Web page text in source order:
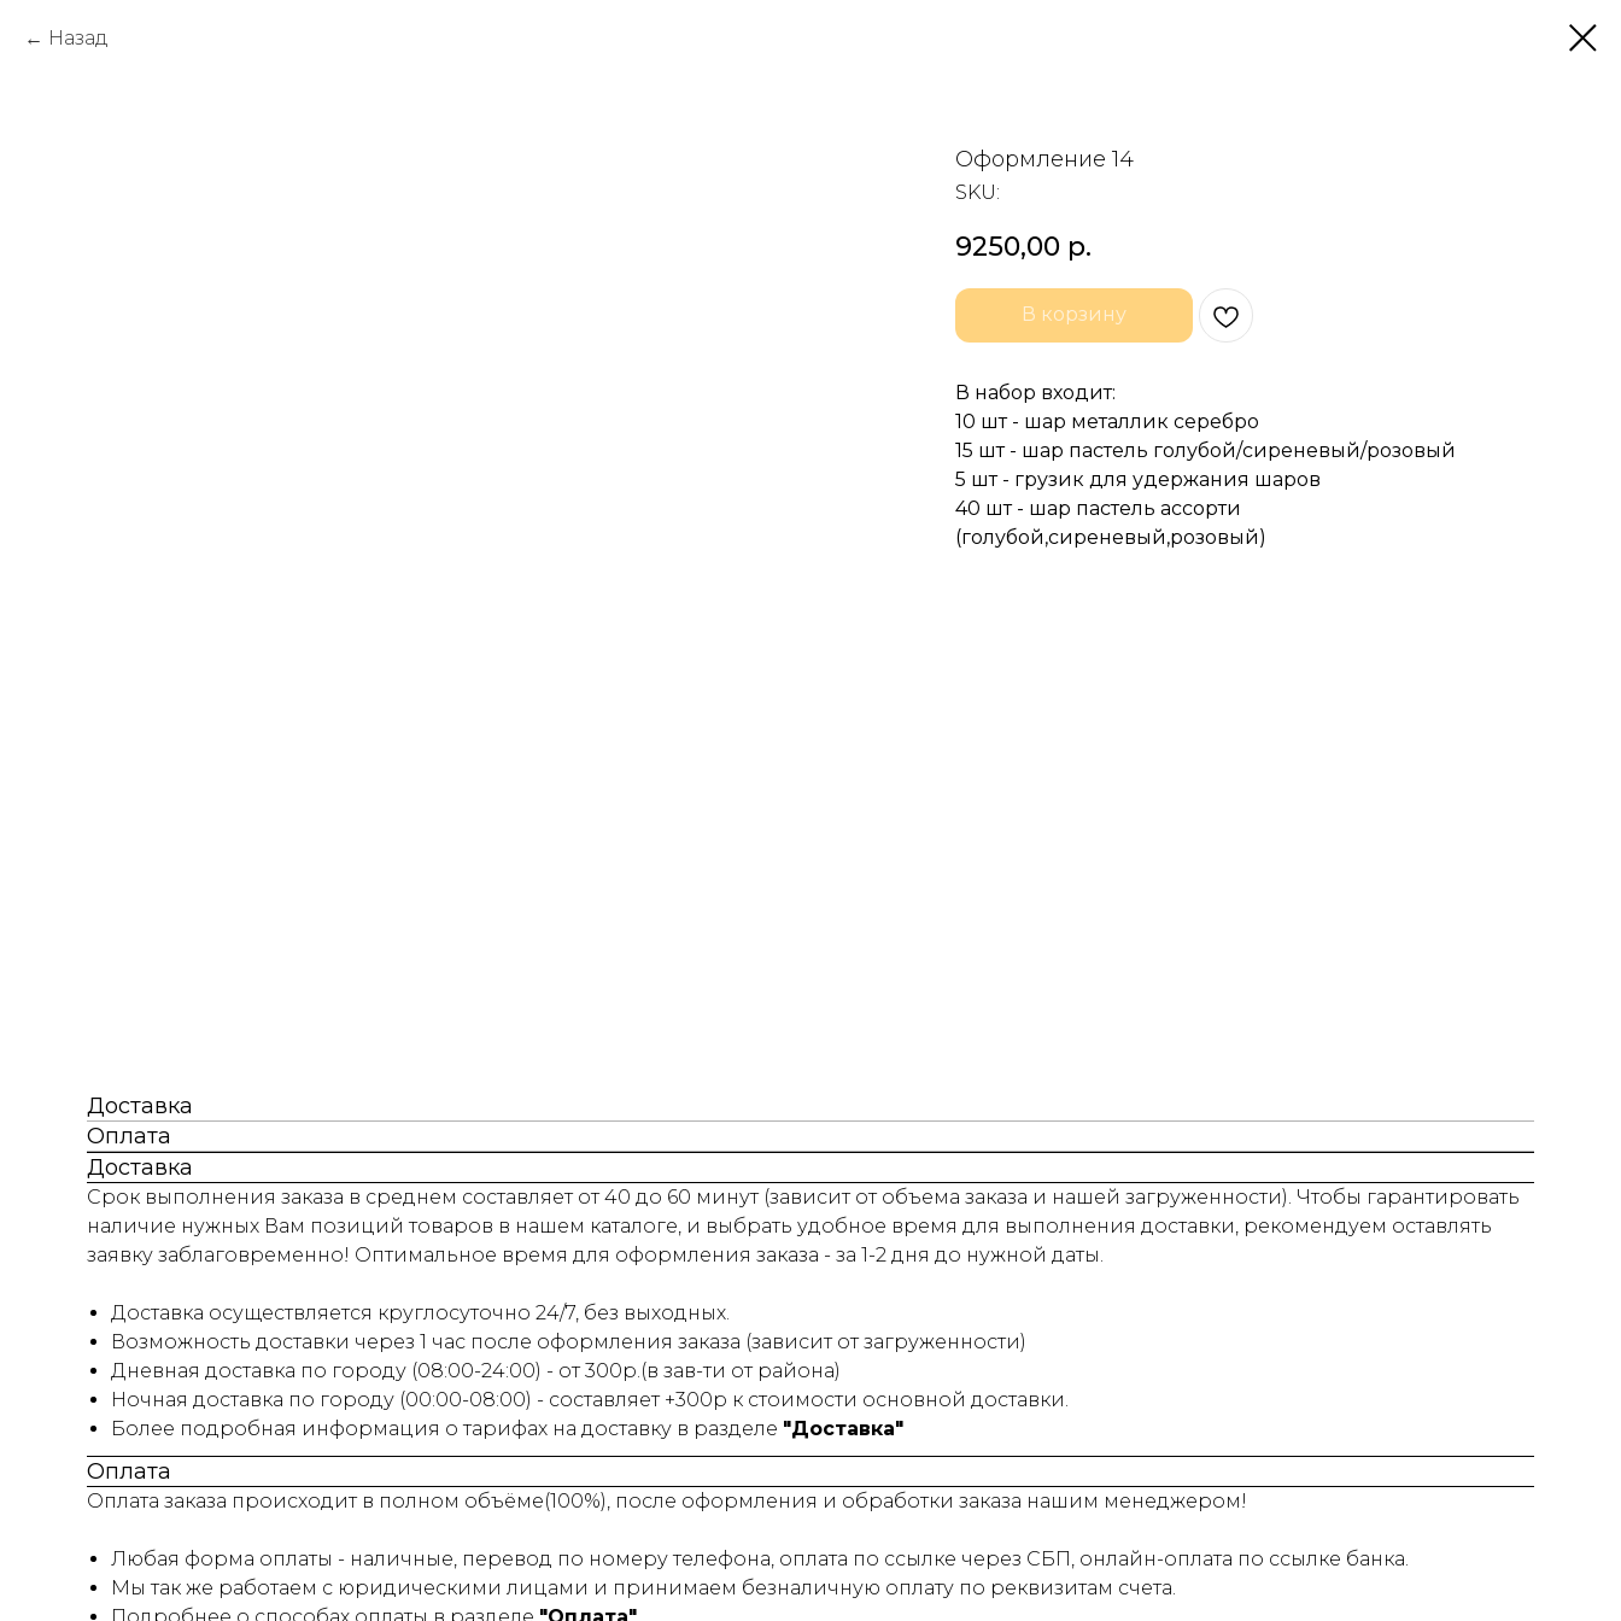
Назад
Оформление 14
SKU:
9250,00 р.
В корзину
В набор входит:
10 шт - шар металлик серебро
15 шт - шар пастель голубой/сиреневый/розовый
5 шт - грузик для удержания шаров
40 шт - шар пастель ассорти
(голубой,сиреневый,розовый)
Доставка
Оплата
Доставка
Срок выполнения заказа в среднем составляет от 40 до 60 минут (зависит от объема заказа и нашей загруженности). Чтобы гарантировать
наличие нужных Вам позиций товаров в нашем каталоге, и выбрать удобное время для выполнения доставки, рекомендуем оставлять
заявку заблаговременно! Оптимальное время для оформления заказа - за 1-2 дня до нужной даты.
Доставка осуществляется круглосуточно 24/7, без выходных.
Возможность доставки через 1 час после оформления заказа (зависит от загруженности)
Дневная доставка по городу (08:00-24:00) - от 300р.(в зав-ти от района)
Ночная доставка по городу (00:00-08:00) - составляет +300р к стоимости основной доставки.
Более подробная информация о тарифах на доставку в разделе "Доставка"
Оплата
Оплата заказа происходит в полном объёме(100%), после оформления и обработки заказа нашим менеджером!
Любая форма оплаты - наличные, перевод по номеру телефона, оплата по ссылке через СБП, онлайн-оплата по ссылке банка.
Мы так же работаем с юридическими лицами и принимаем безналичную оплату по реквизитам счета.